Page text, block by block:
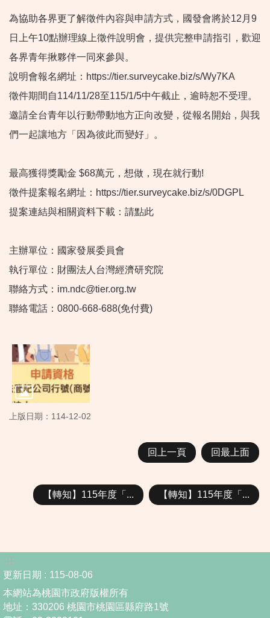
為協助各界更了解徵件內容與申請方式，國發會將於12月9
日上午10點辦理線上徵件說明會，提供完整申請指引，歡迎
各界青年揪夥伴一同來參與。
說明會報名網址：https://tier.surveycake.biz/s/Wy7KA
徵件期間自114/11/28至115/1/5中午截止，逾時恕不受理。
邀請全台青年以行動帶動地方正向改變，從報名開始，與我
們一起讓地方「因為彼此而變好」。
最高獲得獎勵金 $68萬元，想做，現在就行動!
徵件提案報名網址：https://tier.surveycake.biz/s/0DGPL
提案連結與相關資料下載：請點此
主辦單位：國家發展委員會
執行單位：財團法人台灣經濟研究院
聯絡方式：im.ndc@tier.org.tw
聯絡電話：0800-668-688(免付費)
上版日期：114-12-02
回上一頁 回最上面
【轉知】115年度「... 【轉知】115年度「...
:::
更新日期
115-08-06
本網站為桃園市政府版權所有
地址：330206 桃園市桃園區縣府路1號